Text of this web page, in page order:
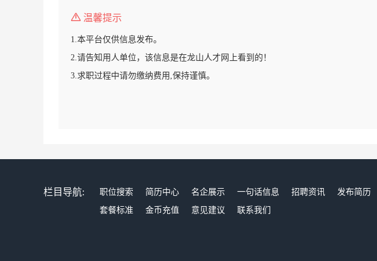
温馨提示
1.本平台仅供信息发布。
2.请告知用人单位，该信息是在龙山人才网上看到的！
3.求职过程中请勿缴纳费用,保持谨慎。
栏目导航: 职位搜索 简历中心 名企展示 一句话信息 招聘资讯 发布简历
套餐标准
金币充值 意见建议 联系我们